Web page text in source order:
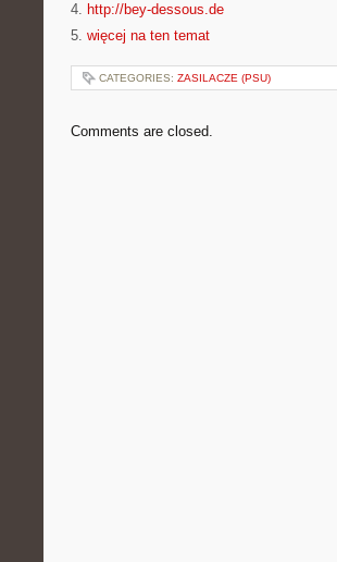
4. http://bey-dessous.de
5. więcej na ten temat
CATEGORIES: ZASILACZE (PSU)
Comments are closed.